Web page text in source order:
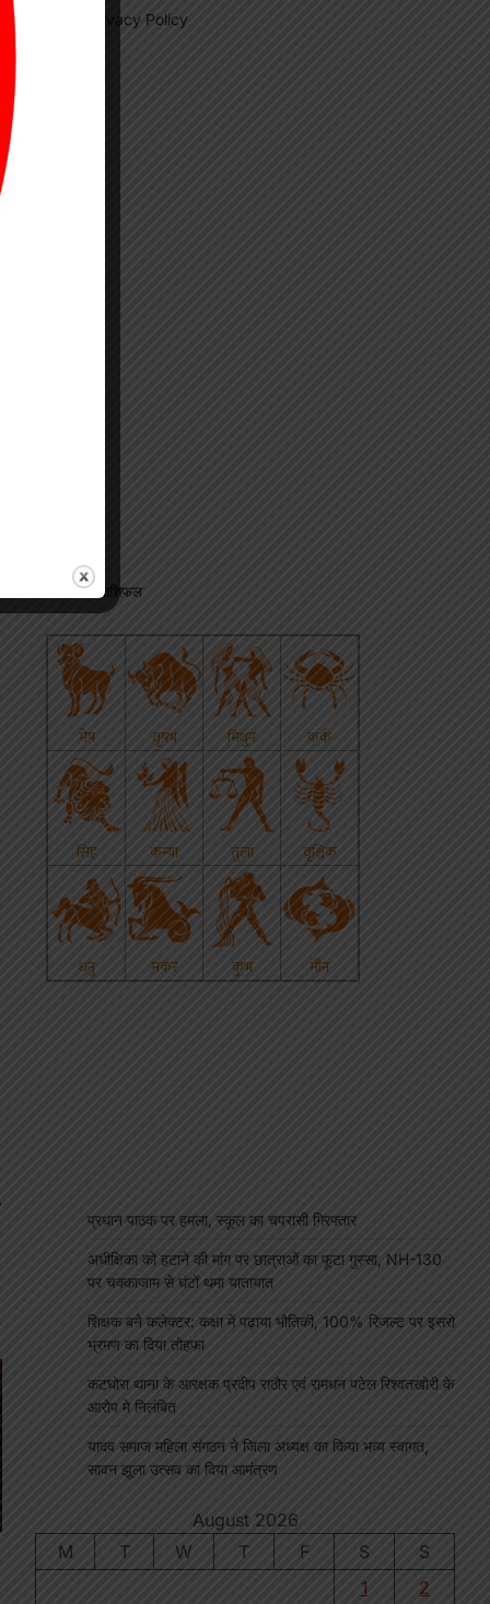
Privacy Policy
जानिए अपना राशिफल
प्रधान पाठक पर हमला, स्कूल का चपरासी गिरफ्तार
अधीक्षिका को हटाने की मांग पर छात्राओं का फूटा गुस्सा, NH-130
पर चक्काजाम से घंटों थमा यातायात
शिक्षक बने कलेक्टर: कक्षा में पढ़ाया भौतिकी, 100% रिजल्ट पर इसरो
भ्रमण का दिया तोहफा
कटघोरा थाना के आरक्षक प्रदीप राठौर एवं रामधन पटेल रिश्वतखोरी के
आरोप मे निलंबित
यादव समाज महिला संगठन ने जिला अध्यक्ष का किया भव्य स्वागत,
सावन झूला उत्सव का दिया आमंत्रण
August 2026
M
T W T F S
S
1
2